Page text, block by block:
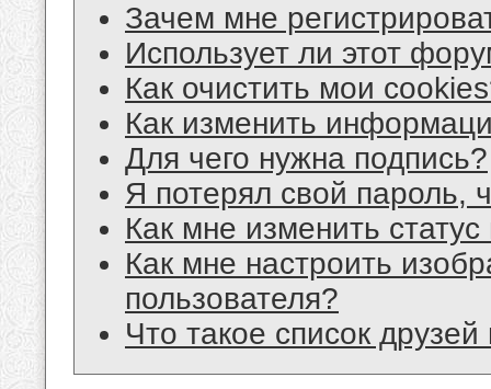
Зачем мне
Использует ли этот
Как очистить мои
Как изменить
Для чего нужна подпись?
Я потерял свой пароль,
Как мне изменить
Как мне настроить
пользователя?
Что такое список